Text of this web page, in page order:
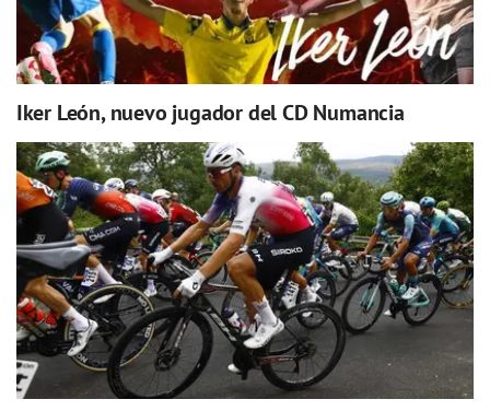
Iker León, nuevo jugador del CD Numancia